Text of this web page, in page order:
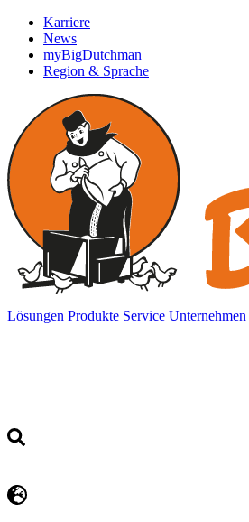
Karriere
News
myBigDutchman
Region & Sprache
Lösungen Produkte Service Unternehmen